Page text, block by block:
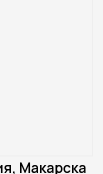
Макарска